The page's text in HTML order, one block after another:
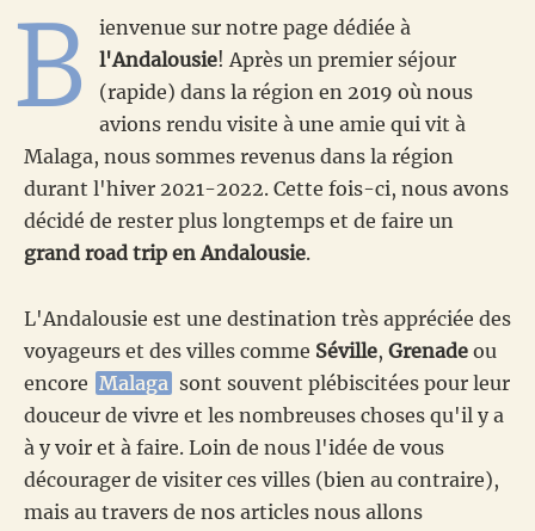
B
ienvenue sur notre page dédiée à
l'Andalousie! Après un premier séjour
(rapide) dans la région en 2019 où nous
avions rendu visite à une amie qui vit à
Malaga, nous sommes revenus dans la région
durant l'hiver 2021-2022. Cette fois-ci, nous avons
décidé de rester plus longtemps et de faire un
grand road trip en Andalousie.
L'Andalousie est une destination très appréciée des
voyageurs et des villes comme Séville, Grenade ou
encore Malaga sont souvent plébiscitées pour leur
douceur de vivre et les nombreuses choses qu'il y a
à y voir et à faire. Loin de nous l'idée de vous
décourager de visiter ces villes (bien au contraire),
mais au travers de nos articles nous allons